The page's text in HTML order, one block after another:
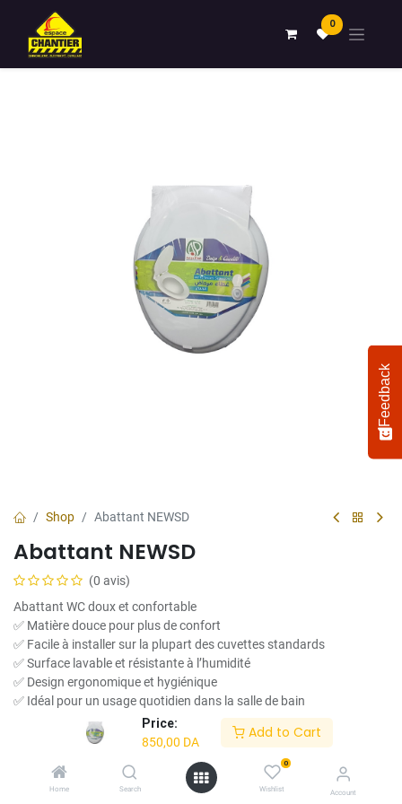
Price:
850,00 DA
Add to Cart
Home Search
0
Wishlist Account
0
Shop Abattant NEWSD
Abattant NEWSD
(0 avis)
Abattant WC doux et confortable
✅ Matière douce pour plus de confort
✅ Facile à installer sur la plupart des cuvettes standards
✅ Surface lavable et résistante à l’humidité
✅ Design ergonomique et hygiénique
✅ Idéal pour un usage quotidien dans la salle de bain
DA
Couleur
Feedback
How would you rate your experience?
Select
an
option
Not satisfied at all Very satisfied
Next